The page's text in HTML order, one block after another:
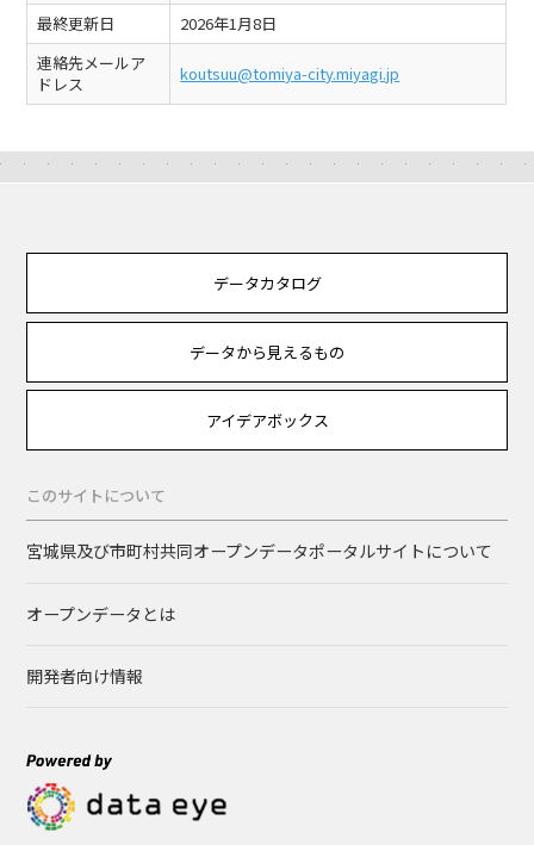
最終更新日
2026年1月8日
連絡先メールア
ドレス
koutsuu@tomiya-city.miyagi.jp
データカタログ
データから見えるもの
アイデアボックス
このサイトについて
宮城県及び市町村共同オープンデータポータルサイトについて
オープンデータとは
開発者向け情報